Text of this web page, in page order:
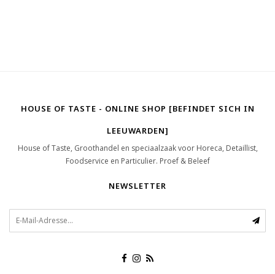
HOUSE OF TASTE - ONLINE SHOP [BEFINDET SICH IN
LEEUWARDEN]
House of Taste, Groothandel en speciaalzaak voor Horeca, Detaillist,
Foodservice en Particulier. Proef & Beleef
NEWSLETTER